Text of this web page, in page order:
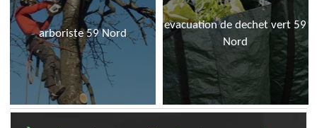
arboriste 59 Nord
evacuation de dechet vert 59
Nord